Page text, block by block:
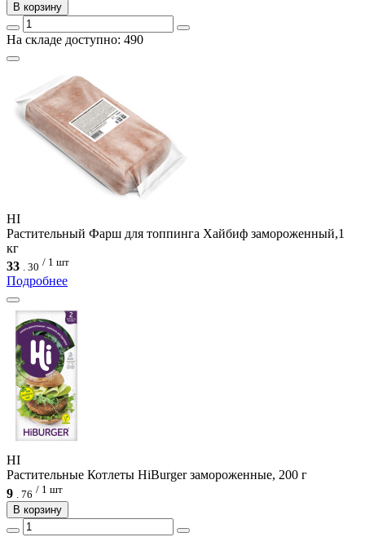
В корзину
На складе доступно: 490
HI
Растительный Фарш для топпинга Хайбиф замороженный,1
кг
33 . 30 / 1 шт
Подробнее
HI
Растительные Котлеты HiBurger замороженные, 200 г
9
76 / 1 шт
В корзину